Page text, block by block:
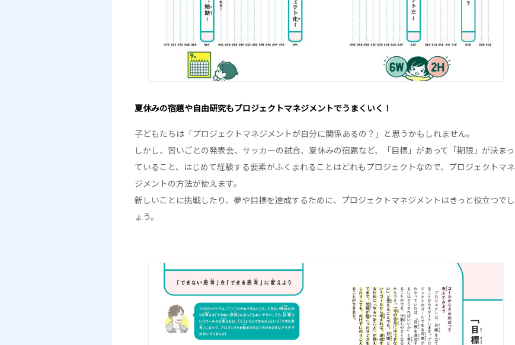
夏休みの宿題や自由研究もプロジェクトマネジメントでうまくいく！
子どもたちは「プロジェクトマネジメントが自分に関係あるの？」と思うかもしれません。
しかし、習いごとの発表会、サッカーの試合、夏休みの宿題など、「目標」があって「期限」が決まっ
ていること、はじめて経験する要素がふくまれることはどれもプロジェクトなので、プロジェクトマネ
ジメントの方法が使えます。
新しいことに挑戦したり、夢や目標を達成するために、プロジェクトマネジメントはきっと役立つでし
ょう。